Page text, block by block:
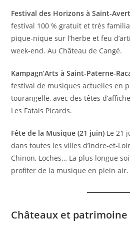
Festival des Horizons à Saint-
festival 100 % gratuit et très
pique-nique sur l’herbe et feu
week-end. Au Château de Cangé.
Kampagn’Arts à Saint-Paterne-
festival de musiques actuelles en
tourangelle, avec des têtes
Les Fatals Picards.
Fête de la Musique (21 juin) Le 21
dans toutes les villes d’Indre-et-
Chinon, Loches… La plus longue
profiter de la musique en plein air.
Châteaux et